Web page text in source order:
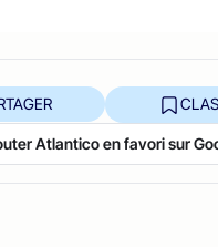
Atlantico en favori sur